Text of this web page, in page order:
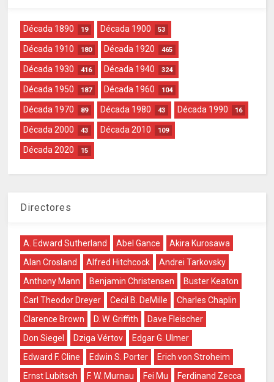
Década 1890 19 Década 1900 53
Década 1910 180 Década 1920 465
Década 1930 416 Década 1940 324
Década 1950 187 Década 1960 104
Década 1970 89 Década 1980 43 Década 1990 16
Década 2000 43 Década 2010 109
Década 2020 15
Directores
A. Edward Sutherland Abel Gance
Akira Kurosawa
Alan Crosland
Alfred Hitchcock
Andrei Tarkovsky
Anthony Mann
Benjamin Christensen
Buster Keaton
Carl Theodor Dreyer
Cecil B. DeMille
Charles Chaplin
Clarence Brown
D. W. Griffith
Dave Fleischer
Don Siegel
Dziga Vértov
Edgar G. Ulmer
Edward F. Cline
Edwin S. Porter
Erich von Stroheim
Ernst Lubitsch
F. W. Murnau Fei Mu
Ferdinand Zecca